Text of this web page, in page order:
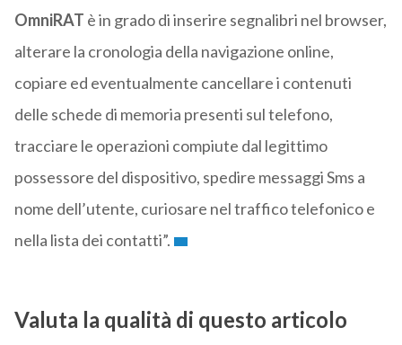
OmniRAT è in grado di inserire segnalibri nel browser,
alterare la cronologia della navigazione online,
copiare ed eventualmente cancellare i contenuti
delle schede di memoria presenti sul telefono,
tracciare le operazioni compiute dal legittimo
possessore del dispositivo, spedire messaggi Sms a
nome dell’utente, curiosare nel traffico telefonico e
nella lista dei contatti”.
Valuta la qualità di questo articolo